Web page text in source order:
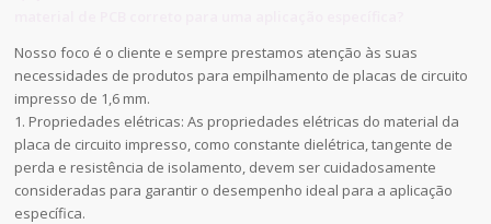
Nosso foco é o cliente e sempre prestamos atenção às suas
necessidades de produtos para empilhamento de placas de circuito
impresso de 1,6 mm.
1. Propriedades elétricas: As propriedades elétricas do material da
placa de circuito impresso, como constante dielétrica, tangente de
perda e resistência de isolamento, devem ser cuidadosamente
consideradas para garantir o desempenho ideal para a aplicação
específica.